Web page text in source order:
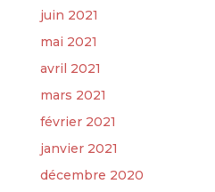
juin 2021
mai 2021
avril 2021
mars 2021
février 2021
janvier 2021
décembre 2020